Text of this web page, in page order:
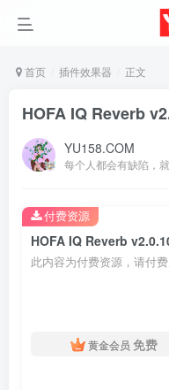
首页 插件效果器 正文
HOFA IQ Reverb
YU158.COM
HOFA IQ Reverb
此内容为付费资源，请付
黄金会员 免费
付费资源